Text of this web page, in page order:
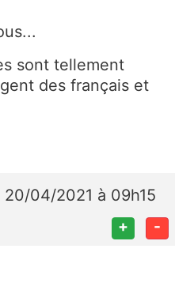
sont tellement
des français et
20/04/2021 à 09h15
+ -